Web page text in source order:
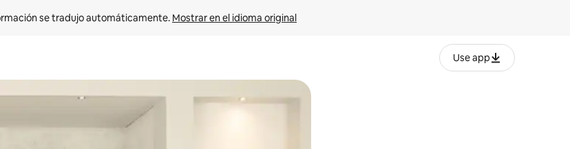
se tradujo automáticamente. Mostrar en el idioma original
Use app